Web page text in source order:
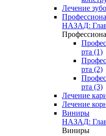
Лечение
НАЗАД:
рта (1)
рта (2)
рта (3)
Лечение
Лечение
Виниры
НАЗАД:
Виниры